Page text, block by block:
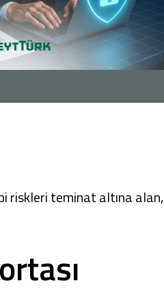
Tüm Kampanyalar
Tüm Kampanyalar
riskleri teminat altına alan,